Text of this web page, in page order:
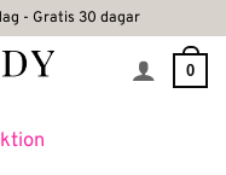
- Gratis 30 dagar
0